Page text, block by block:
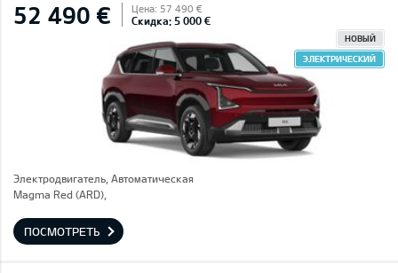
52 490 € Цена: 57 490 €
Скидка: 5 000 €
НОВЫЙ
ЭЛЕКТРИЧЕСКИЙ
Электродвигатель, Автоматическая
Magma Red (ARD),
ПОСМОТРЕТЬ